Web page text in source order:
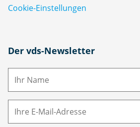
Cookie-Einstellungen
Der vds-Newsletter
N
M